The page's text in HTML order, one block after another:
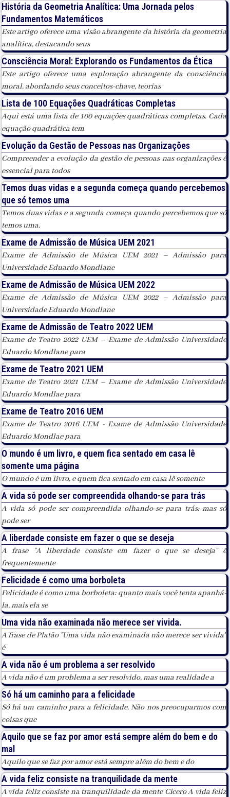
História da Geometria Analítica: Uma Jornada pelos
Fundamentos Matemáticos
Este artigo oferece uma visão abrangente da história da geometria
analítica, destacando seus
Consciência Moral: Explorando os Fundamentos da Ética
Este artigo oferece uma exploração abrangente da consciência
moral, abordando seus conceitos-chave, teorias
Lista de 100 Equações Quadráticas Completas
Aqui está uma lista de 100 equações quadráticas completas. Cada
equação quadrática tem
Evolução da Gestão de Pessoas nas Organizações
Compreender a evolução da gestão de pessoas nas organizações é
essencial para todos
Temos duas vidas e a segunda começa quando percebemos
que só temos uma
Temos duas vidas e a segunda começa quando percebemos que só
temos uma.
Exame de Admissão de Música UEM 2021
Exame de Admissão de Música UEM 2021 – Admissão para
Universidade Eduardo Mondlane
Exame de Admissão de Música UEM 2022
Exame de Admissão de Música UEM 2022 – Admissão para
Universidade Eduardo Mondlane
Exame de Admissão de Teatro 2022 UEM
Exame de Teatro 2022 UEM – Exame de Admissão Universidade
Eduardo Mondlane para
Exame de Teatro 2021 UEM
Exame de Teatro 2021 UEM – Exame de Admissão Universidade
Eduardo Mondlae para
Exame de Teatro 2016 UEM
Exame de Teatro 2016 UEM - Exame de Admissão Universidade
Eduardo Mondlae para
O mundo é um livro, e quem fica sentado em casa lê
somente uma página
O mundo é um livro, e quem fica sentado em casa lê somente
A vida só pode ser compreendida olhando-se para trás
A vida só pode ser compreendida olhando-se para trás; mas só
pode ser
A liberdade consiste em fazer o que se deseja
A frase "A liberdade consiste em fazer o que se deseja" é
frequentemente
Felicidade é como uma borboleta
Felicidade é como uma borboleta: quanto mais você tenta apanhá-
la, mais ela se
Uma vida não examinada não merece ser vivida.
A frase de Platão "Uma vida não examinada não merece ser vivida"
é
A vida não é um problema a ser resolvido
A vida não é um problema a ser resolvido, mas uma realidade a
Só há um caminho para a felicidade
Só há um caminho para a felicidade. Não nos preocuparmos com
coisas que
Aquilo que se faz por amor está sempre além do bem e do
mal
Aquilo que se faz por amor está sempre além do bem e do
A vida feliz consiste na tranquilidade da mente
A vida feliz consiste na tranquilidade da mente Cícero A vida feliz